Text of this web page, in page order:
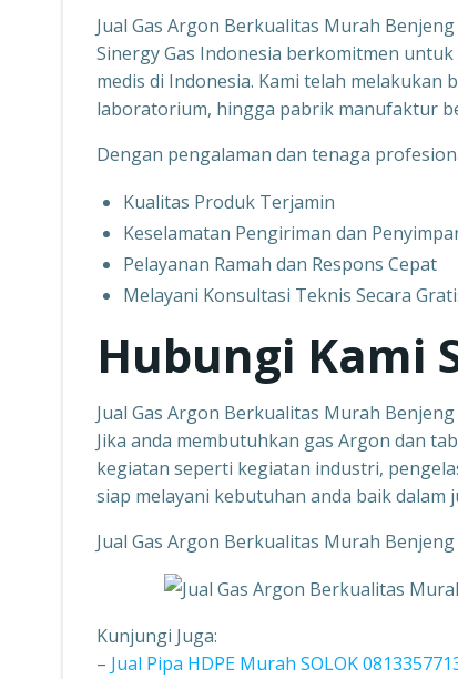
Jual Gas Argon Berkualitas Murah Benjeng
Sinergy Gas Indonesia berkomitmen
medis di Indonesia. Kami telah
laboratorium, hingga pabrik manufaktur
Dengan pengalaman dan tenaga
Kualitas Produk Terjamin
Keselamatan Pengiriman dan
Pelayanan Ramah dan Respons Cepat
Melayani Konsultasi Teknis Secara
Hubungi Kami
Jual Gas Argon Berkualitas Murah Benjeng
Jika anda membutuhkan gas Argon dan
kegiatan seperti kegiatan industri,
siap melayani kebutuhan anda baik dalam
Jual Gas Argon Berkualitas Murah Benjeng
Kunjungi Juga:
– Jual Pipa HDPE Murah SOLOK